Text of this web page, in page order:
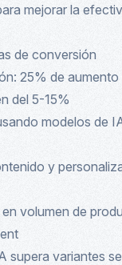
mejorar la
de conversión
25% de
del 5-15%
modelos de
y
volumen de
supera variantes